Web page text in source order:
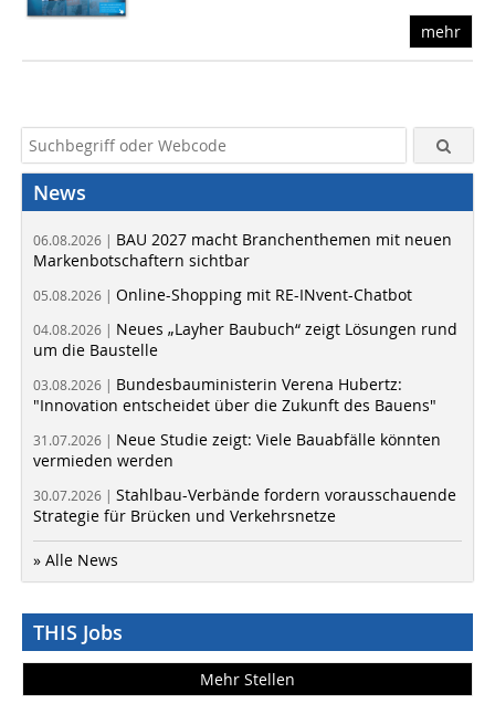
mehr
News
06.08.2026 | BAU 2027 macht Branchenthemen mit neuen
Markenbotschaftern sichtbar
05.08.2026 | Online-Shopping mit RE-INvent-Chatbot
04.08.2026 | Neues „Layher Baubuch“ zeigt Lösungen rund
um die Baustelle
03.08.2026 | Bundesbauministerin Verena Hubertz:
"Innovation entscheidet über die Zukunft des Bauens"
31.07.2026 | Neue Studie zeigt: Viele Bauabfälle könnten
vermieden werden
30.07.2026 | Stahlbau-Verbände fordern vorausschauende
Strategie für Brücken und Verkehrsnetze
» Alle News
THIS Jobs
Mehr Stellen